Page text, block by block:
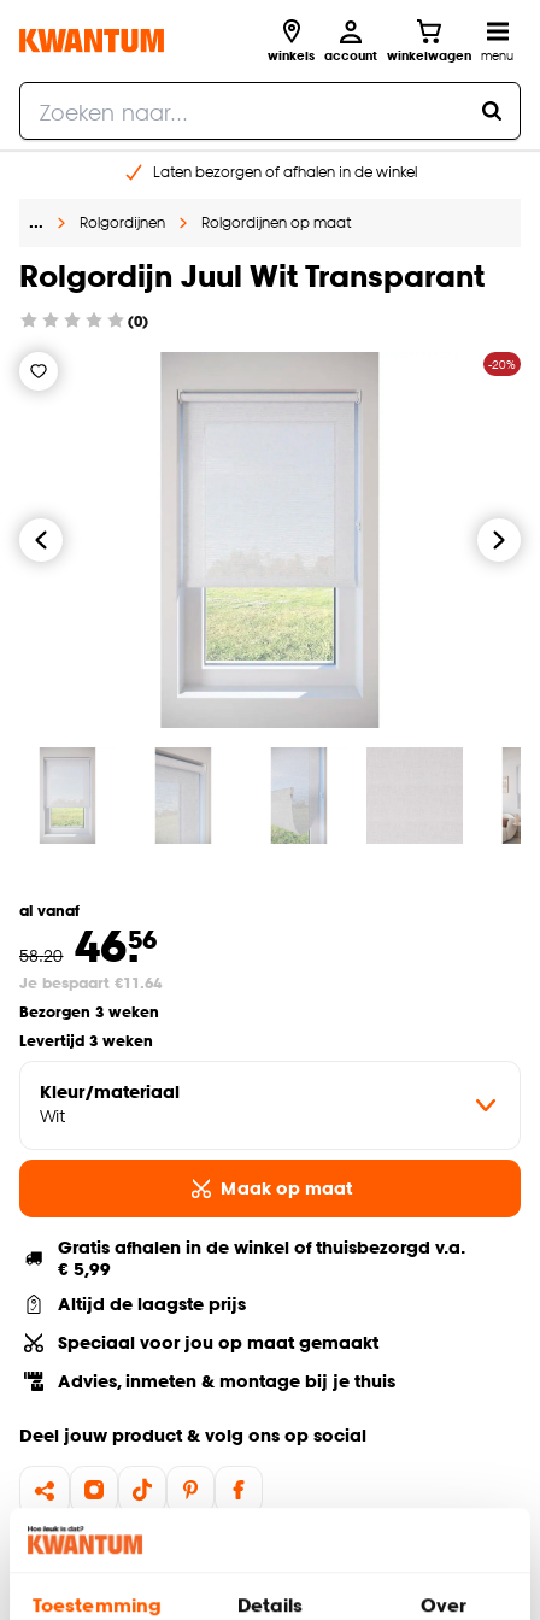
Toestemming Details Over
winkels account winkelwagen menu
Laten bezorgen of afhalen in de winkel
Gratis raam advies en inmeten aan huis
… Rolgordijnen Rolgordijnen op maat
Rolgordijn Juul Wit Transparant
(0)
-20%
al vanaf
58.20 46.56
Je bespaart €11.64
Bezorgen 3 weken
Levertijd 3 weken
Kleur/materiaal
Wit
Maak op maat
Gratis afhalen in de winkel of thuisbezorgd v.a.
€ 5,99
Altijd de laagste prijs
Speciaal voor jou op maat gemaakt
Advies, inmeten & montage bij je thuis
Deel jouw product & volg ons op social
Hulp nodig? Wij regelen het voor je!
Gratis advies aan huis